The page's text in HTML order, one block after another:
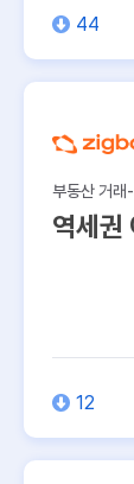
44
부동산 거래
역세권
12